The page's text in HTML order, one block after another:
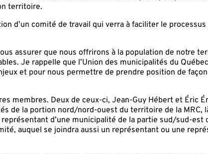
territoire.
d’un comité de travail qui verra à faciliter le
assurer que nous offrirons à la population de notre
Je rappelle que l’Union des municipalités du
et pour nous permettre de prendre position de
membres. Deux de ceux-ci, Jean-Guy Hébert et
de la portion nord/nord-ouest du territoire de la MRC,
d’une municipalité de la partie sud/sud-est
auquel se joindra aussi un représentant ou une